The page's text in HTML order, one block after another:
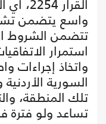
واسع يتضمن
تتضمن الشروط
استمرار
واتخاذ إجراءات
السورية
تلك المنطقة،
تساعد ولو